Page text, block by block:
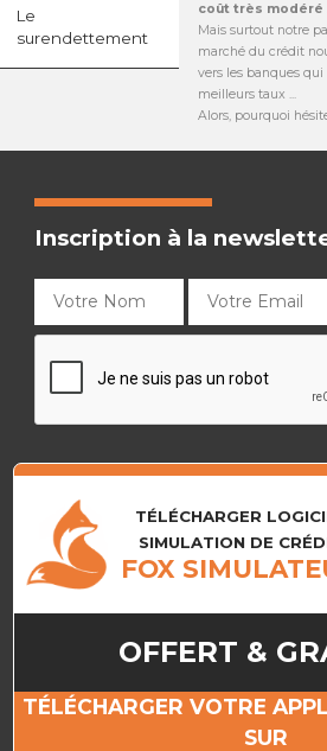
Le
surendettement
coût très modéré
Mais surtout notre
marché du crédit
vers les banques
meilleurs taux ...
Alors, pourquoi
Inscription à la
TÉLÉCHARGER
SIMULATION DE
FOX
OFFERT &
TÉLÉCHARGER VOTRE
SUR